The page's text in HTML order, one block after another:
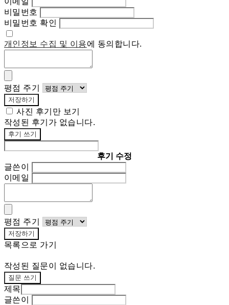
비밀번호
비밀번호 확인
개인정보 수집 및 이용에 동의합니다.
평점 주기
저장하기
사진 후기만 보기
작성된 후기가 없습니다.
후기 쓰기
후기 수정
글쓴이
이메일
평점 주기
저장하기
목록으로 가기
작성된 질문이 없습니다.
질문 쓰기
제목
글쓴이